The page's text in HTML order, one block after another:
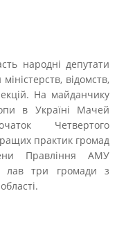
народні депутати
відомств,
На майданчику
в Україні Мачей
Четвертого
практик громад
Правління АМУ
лав три громади з